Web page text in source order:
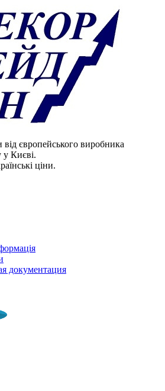
від європейського виробника
у Києві.
ціни.
документация